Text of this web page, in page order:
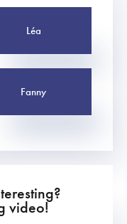
Léa
Fanny
video!